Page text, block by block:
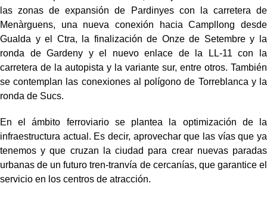
las zonas de expansión de Pardinyes con la carretera de
Menàrguens, una nueva conexión hacia Campllong desde
Gualda y el Ctra, la finalización de Onze de Setembre y la
ronda de Gardeny y el nuevo enlace de la LL-11 con la
carretera de la autopista y la variante sur, entre otros. También
se contemplan las conexiones al polígono de Torreblanca y la
ronda de Sucs.
En el ámbito ferroviario se plantea la optimización de la
infraestructura actual. Es decir, aprovechar que las vías que ya
tenemos y que cruzan la ciudad para crear nuevas paradas
urbanas de un futuro tren-tranvía de cercanías, que garantice el
servicio en los centros de atracción.